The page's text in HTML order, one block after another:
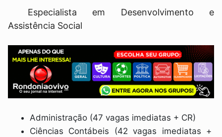
Especialista em Desenvolvimento e
Assistência Social
Administração (47 vagas imediatas + CR)
Ciências Contábeis (42 vagas imediatas +